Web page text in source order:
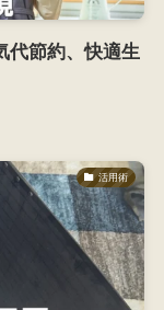
代節約、快適生
活用術